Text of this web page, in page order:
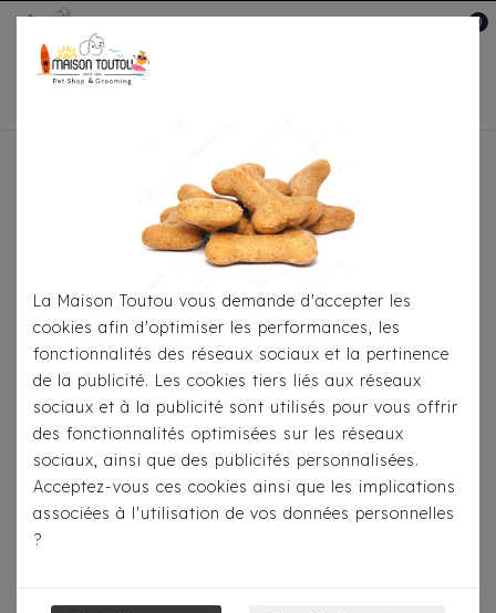
0
Accueil
Pour
Imperméables
Imperméable Croci
Montreal Perla Gold
La Maison Toutou vous demande d'accepter les
cookies afin d'optimiser les performances, les
fonctionnalités des réseaux sociaux et la pertinence
de la publicité. Les cookies tiers liés aux réseaux
sociaux et à la publicité sont utilisés pour vous offrir
des fonctionnalités optimisées sur les réseaux
sociaux, ainsi que des publicités personnalisées.
Acceptez-vous ces cookies ainsi que les implications
associées à l'utilisation de vos données personnelles
?